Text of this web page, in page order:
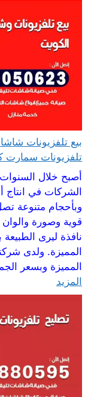
تلفزيونات سمارت
أصبح خلال السنوات
الشركات في
قوية وصورة
نافذة ليرى الطبيعة
المميزة. ولدى
المميزة وبسعر
المزيد